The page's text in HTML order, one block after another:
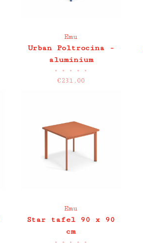
Emu
Urban Poltrocina -
aluminium
buitenstoel met
armleuning
• • • • •
€231,00
Emu
Star tafel 90 x 90
cm
• • • • •